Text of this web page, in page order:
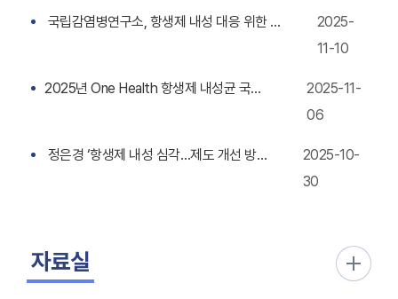
국립감염병연구소, 항생제 내성 대응 위한 국제 임상시험 착수
2025-
11-10
2025년 One Health 항생제 내성균 국제 심포지엄
2025-11-
06
정은경 ‘항생제 내성 심각…제도 개선 방안 마련’
2025-10-
30
자료실